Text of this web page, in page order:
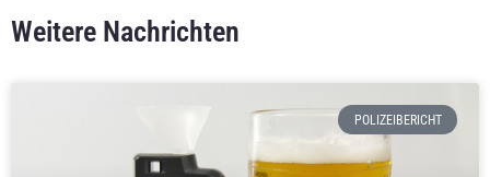
Weitere Nachrichten
POLIZEIBERICHT